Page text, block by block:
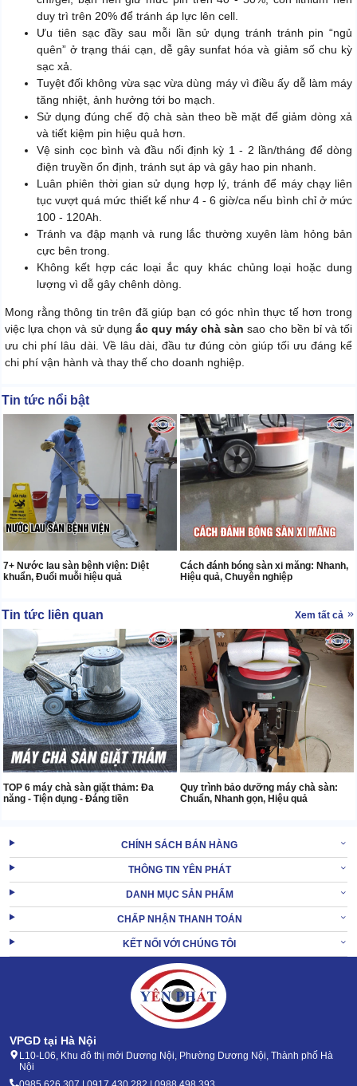
duy trì trên 20% để tránh áp lực lên cell.
Ưu tiên sạc đầy sau mỗi lần sử dụng tránh tránh pin “ngủ
quên” ở trạng thái cạn, dễ gây sunfat hóa và giảm số chu kỳ
sạc xả.
Tuyệt đối không vừa sạc vừa dùng máy vì điều ấy dễ làm máy
tăng nhiệt, ảnh hưởng tới bo mạch.
Sử dụng đúng chế độ chà sàn theo bề mặt để giảm dòng xả
và tiết kiệm pin hiệu quả hơn.
Vệ sinh cọc bình và đầu nối định kỳ 1 - 2 lần/tháng để dòng
điện truyền ổn định, tránh sụt áp và gây hao pin nhanh.
Luân phiên thời gian sử dụng hợp lý, tránh để máy chạy liên
tục vượt quá mức thiết kế như 4 - 6 giờ/ca nếu bình chỉ ở mức
100 - 120Ah.
Tránh va đập mạnh và rung lắc thường xuyên làm hỏng bản
cực bên trong.
Không kết hợp các loại ắc quy khác chủng loại hoặc dung
lượng vì dễ gây chênh dòng.
Mong rằng thông tin trên đã giúp bạn có góc nhìn thực tế hơn trong
việc lựa chọn và sử dụng ắc quy máy chà sàn sao cho bền bỉ và tối
ưu chi phí lâu dài. Về lâu dài, đầu tư đúng còn giúp tối ưu đáng kể
chi phí vận hành và thay thế cho doanh nghiệp.
Tin tức nổi bật
7+ Nước lau sàn bệnh viện: Diệt
khuẩn, Đuổi muỗi hiệu quả
Cách đánh bóng sàn xi măng: Nhanh,
Hiệu quả, Chuyên nghiệp
Tin tức liên quan Xem tất cả
TOP 6 máy chà sàn giặt thảm: Đa
năng - Tiện dụng - Đáng tiền
Quy trình bảo dưỡng máy chà sàn:
Chuẩn, Nhanh gọn, Hiệu quả
CHÍNH SÁCH BÁN HÀNG
THÔNG TIN YÊN PHÁT
DANH MỤC SẢN PHẨM
CHẤP NHẬN THANH TOÁN
KẾT NỐI VỚI CHÚNG TÔI
VPGD tại Hà Nội
L10-L06, Khu đô thị mới Dương Nội, Phường Dương Nội, Thành phố Hà
Nội